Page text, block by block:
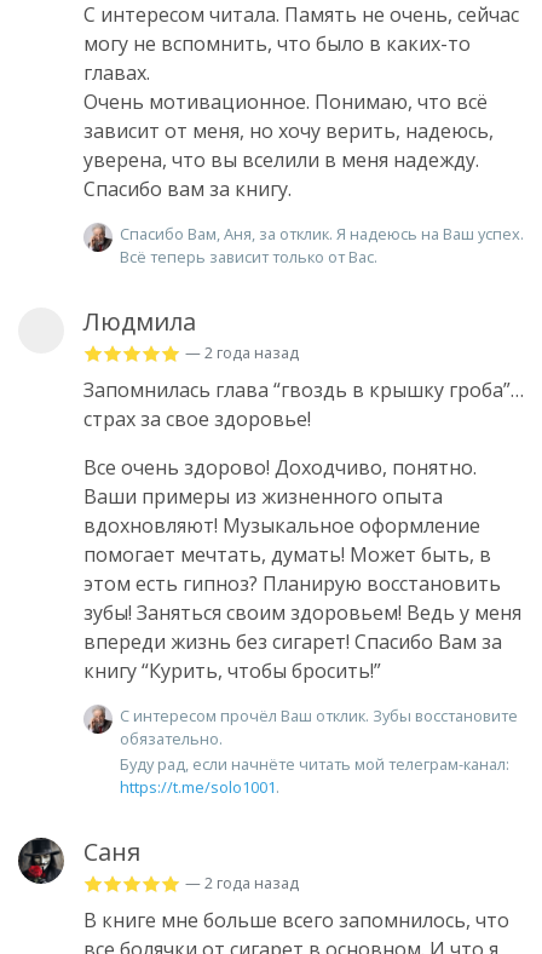
С интересом читала. Память не очень, сейчас
могу не вспомнить, что было в каких-то
главах.
Очень мотивационное. Понимаю, что всё
зависит от меня, но хочу верить, надеюсь,
уверена, что вы вселили в меня надежду.
Спасибо вам за книгу.
Спасибо Вам, Аня, за отклик. Я надеюсь на Ваш успех.
Всё теперь зависит только от Вас.
Людмила
— 2 года назад
Запомнилась глава “гвоздь в крышку гроба”…
страх за свое здоровье!
Все очень здорово! Доходчиво, понятно.
Ваши примеры из жизненного опыта
вдохновляют! Музыкальное оформление
помогает мечтать, думать! Может быть, в
этом есть гипноз? Планирую восстановить
зубы! Заняться своим здоровьем! Ведь у меня
впереди жизнь без сигарет! Спасибо Вам за
книгу “Курить, чтобы бросить!”
С интересом прочёл Ваш отклик. Зубы восстановите
обязательно.
Буду рад, если начнёте читать мой телеграм-канал:
https://t.me/solo1001.
Саня
— 2 года назад
В книге мне больше всего запомнилось, что